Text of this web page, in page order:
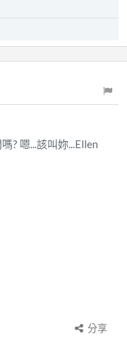
? 嗯...該叫妳...Ellen
分享